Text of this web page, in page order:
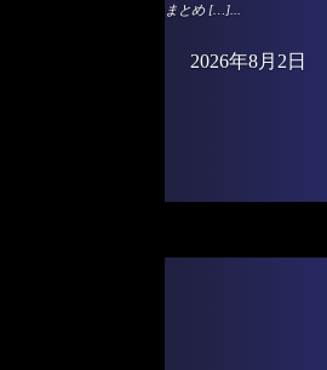
まとめ […]...
2026年8月2日